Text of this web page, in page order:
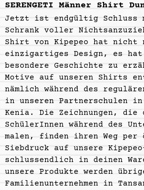
SERENGETI Männer Shirt
Jetzt ist endgültig Schluss
Schrank voller
Shirt von Kipepeo hat nicht
einzigartiges Design, es
besondere Geschichte zu
Motive auf unseren Shirts
nämlich während des
in unseren Partnerschulen in
Kenia. Die Zeichnungen, die
SchülerInnen während des
malen, finden ihren Weg per
Siebdruck auf unsere
schlussendlich in deinen
unsere Produkte werden
Familienunternehmen in